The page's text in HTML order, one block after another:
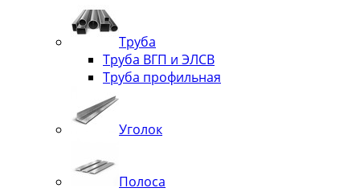
Труба
Труба ВГП и ЭЛСВ
Труба профильная
Уголок
Полоса